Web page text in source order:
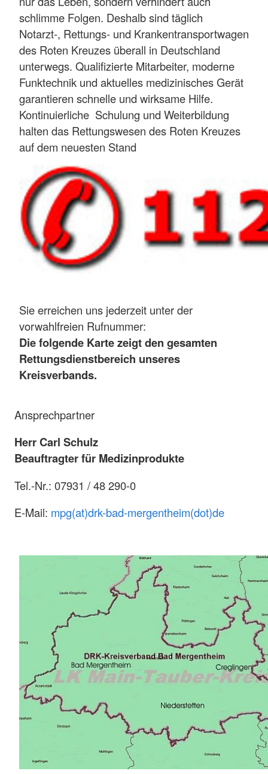
schlimme Folgen. Deshalb sind täglich
Notarzt-, Rettungs- und Krankentransportwagen
des Roten Kreuzes überall in Deutschland
unterwegs. Qualifizierte Mitarbeiter, moderne
Funktechnik und aktuelles medizinisches Gerät
garantieren schnelle und wirksame Hilfe.
Kontinuierliche Schulung und Weiterbildung
halten das Rettungswesen des Roten Kreuzes
auf dem neuesten Stand
Sie erreichen uns jederzeit unter der
vorwahlfreien Rufnummer:
Die folgende Karte zeigt den gesamten
Rettungsdienstbereich unseres
Kreisverbands.
Ansprechpartner
Herr Carl Schulz
Beauftragter für Medizinprodukte
Tel.-Nr.: 07931 / 48 290-0
E-Mail: mpg(at)drk-bad-mergentheim(dot)de